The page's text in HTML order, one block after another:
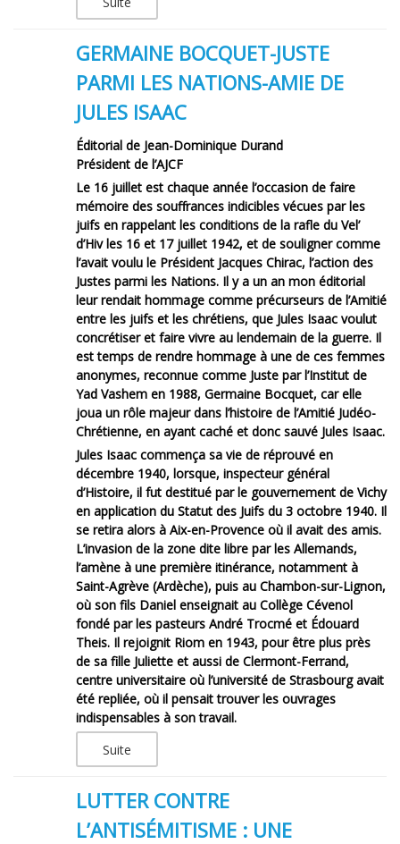
GERMAINE BOCQUET-JUSTE
PARMI LES NATIONS-AMIE DE
JULES ISAAC
Éditorial de Jean-Dominique Durand
Président de l’AJCF
Le 16 juillet est chaque année l’occasion de faire
mémoire des souffrances indicibles vécues par les
juifs en rappelant les conditions de la rafle du Vel’
d’Hiv les 16 et 17 juillet 1942, et de souligner comme
l’avait voulu le Président Jacques Chirac, l’action des
Justes parmi les Nations. Il y a un an mon éditorial
leur rendait hommage comme précurseurs de l’Amitié
entre les juifs et les chrétiens, que Jules Isaac voulut
concrétiser et faire vivre au lendemain de la guerre. Il
est temps de rendre hommage à une de ces femmes
anonymes, reconnue comme Juste par l’Institut de
Yad Vashem en 1988, Germaine Bocquet, car elle
joua un rôle majeur dans l’histoire de l’Amitié Judéo-
Chrétienne, en ayant caché et donc sauvé Jules Isaac.
Jules Isaac commença sa vie de réprouvé en
décembre 1940, lorsque, inspecteur général
d’Histoire, il fut destitué par le gouvernement de Vichy
en application du Statut des Juifs du 3 octobre 1940. Il
se retira alors à Aix-en-Provence où il avait des amis.
L’invasion de la zone dite libre par les Allemands,
l’amène à une première itinérance, notamment à
Saint-Agrève (Ardèche), puis au Chambon-sur-Lignon,
où son fils Daniel enseignait au Collège Cévenol
fondé par les pasteurs André Trocmé et Édouard
Theis. Il rejoignit Riom en 1943, pour être plus près
de sa fille Juliette et aussi de Clermont-Ferrand,
centre universitaire où l’université de Strasbourg avait
été repliée, où il pensait trouver les ouvrages
indispensables à son travail.
Suite
LUTTER CONTRE
L’ANTISÉMITISME : UNE